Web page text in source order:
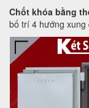
Chốt khóa bằng
bố trí 4 hướng xung